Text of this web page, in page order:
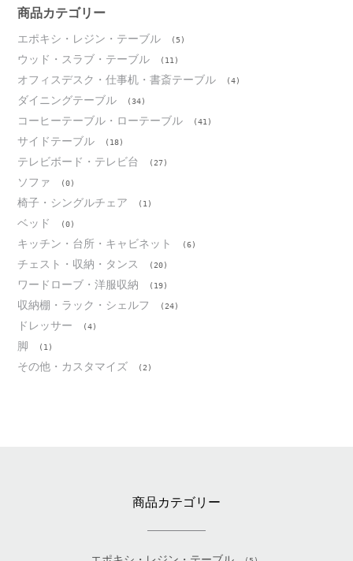
ブ
商品カテゴリー
エポキシ・レジン・テーブル (5)
ウッド・スラブ・テーブル (11)
オフィスデスク・仕事机・書斎テーブル (4)
ダイニングテーブル (34)
コーヒーテーブル・ローテーブル (41)
サイドテーブル (18)
テレビボード・テレビ台 (27)
ソファ (0)
椅子・シングルチェア (1)
ベッド (0)
キッチン・台所・キャビネット (6)
チェスト・収納・タンス (20)
ワードローブ・洋服収納 (19)
収納棚・ラック・シェルフ (24)
ドレッサー (4)
脚 (1)
その他・カスタマイズ (2)
商品カテゴリー